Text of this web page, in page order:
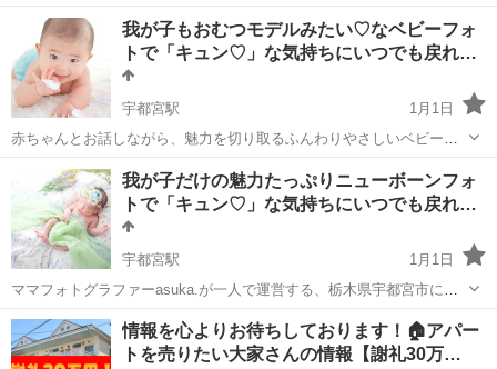
ジオ「ピースフルタイム」を1人で運営しているママフォトグラファー
asuka.です。 卒乳前に…ママと赤ちゃんの限られた期間でのコミュニ
ケーション 人生の中...
栃木 宇都宮市 宇都宮駅 その他 フォトグラファー
我が子もおむつモデルみたい♡なベビーフォ
トで「キュン♡」な気持ちにいつでも戻れ…
宇都宮駅
1月1日
赤ちゃんとお話しながら、魅力を切り取るふんわりやさしいベビーフ
ォト。 ママフォトグラファー1人で撮影するのでお気軽安心♡ ママフ
ォトグラファーasuka.が栃木県宇都宮市で一人で運営する、ベビー・
ファミリー向けの小さ...
宇都宮市 宇都宮駅 その他 ニューボーンフォト
我が子だけの魅力たっぷりニューボーンフォ
トで「キュン♡」な気持ちにいつでも戻れ…
宇都宮駅
1月1日
ママフォトグラファーasuka.が一人で運営する、栃木県宇都宮市にあ
るベビー・ファミリー向けの小さな隠れ家フォトスタジオ「ピースフ
ルタイム」です。 生後28日までの赤ちゃん、新生児期という成長目ま
ぐるしくあっという間に...
栃木 宇都宮市 宇都宮駅 その他 ニューボーンフォト
情報を心よりお待ちしております！🏠アパー
トを売りたい大家さんの情報【謝礼30万…